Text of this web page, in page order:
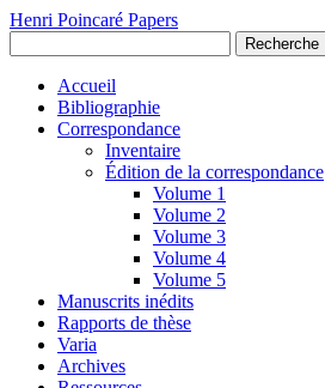
Henri Poincaré Papers
Recherche
Accueil
Bibliographie
Correspondance
Inventaire
Édition de la correspondance
Volume 1
Volume 2
Volume 3
Volume 4
Volume 5
Manuscrits inédits
Rapports de thèse
Varia
Archives